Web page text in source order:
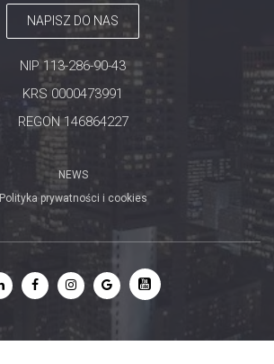
NAPISZ DO NAS
NIP 113-286-90-43
KRS 0000473991
REGON 146864227
NEWS
Polityka prywatności i cookies